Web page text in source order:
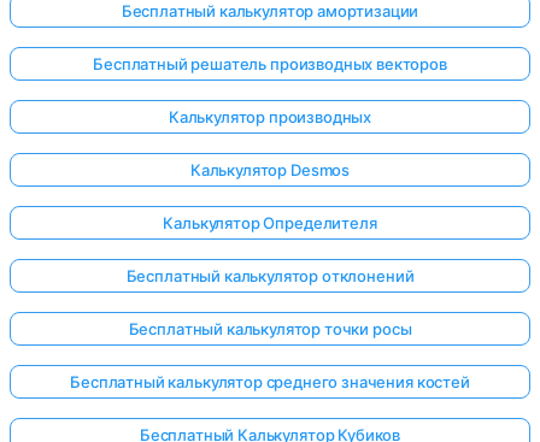
здесь!
Бесплатный калькулятор амортизации
Бесплатный решатель производных векторов
Калькулятор производных
Калькулятор Desmos
Калькулятор Определителя
Бесплатный калькулятор отклонений
Бесплатный калькулятор точки росы
Бесплатный калькулятор среднего значения костей
Бесплатный Калькулятор Кубиков